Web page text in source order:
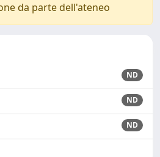
da parte dell'ateneo
ND
ND
ND